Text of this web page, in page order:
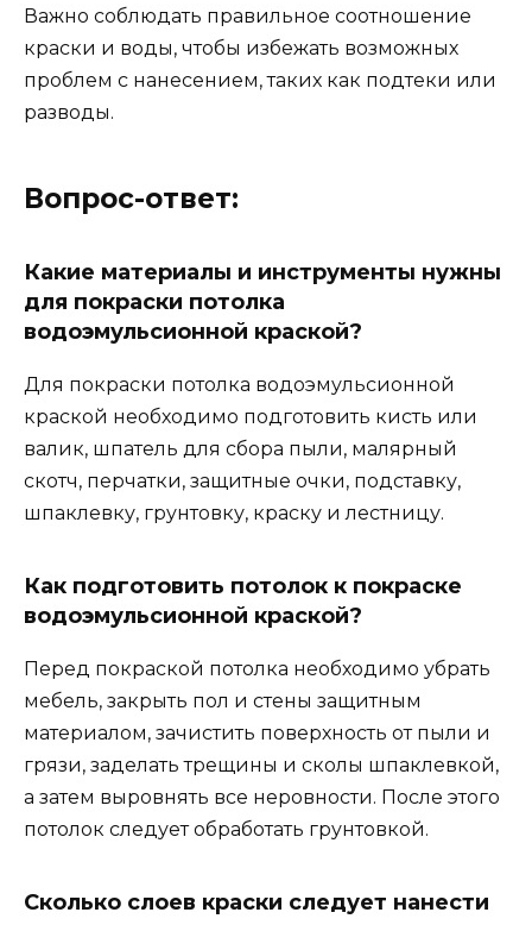
Важно соблюдать правильное соотношение
краски и воды, чтобы избежать возможных
проблем с нанесением, таких как подтеки или
разводы.
Вопрос-ответ:
Какие материалы и инструменты нужны
для покраски потолка
водоэмульсионной краской?
Для покраски потолка водоэмульсионной
краской необходимо подготовить кисть или
валик, шпатель для сбора пыли, малярный
скотч, перчатки, защитные очки, подставку,
шпаклевку, грунтовку, краску и лестницу.
Как подготовить потолок к покраске
водоэмульсионной краской?
Перед покраской потолка необходимо убрать
мебель, закрыть пол и стены защитным
материалом, зачистить поверхность от пыли и
грязи, заделать трещины и сколы шпаклевкой,
а затем выровнять все неровности. После этого
потолок следует обработать грунтовкой.
Сколько слоев краски следует нанести